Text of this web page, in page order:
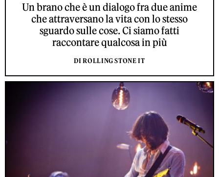
Un brano che è un dialogo fra due anime
che attraversano la vita con lo stesso
sguardo sulle cose. Ci siamo fatti
raccontare qualcosa in più
DI ROLLING STONE IT